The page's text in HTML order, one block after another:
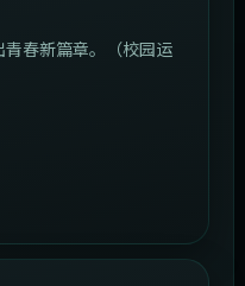
春新篇章。（校园运